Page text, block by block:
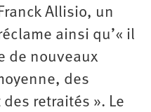
Allisio, un
ainsi qu’« il
de nouveaux
des
retraités ». Le